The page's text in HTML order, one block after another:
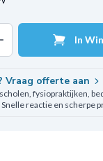
quantityIn
Vraag offerte aan
fysiopraktijken,
reactie en scherpe